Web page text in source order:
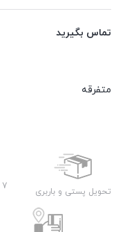
تماس بگیرید
متفرقه
تحویل پستی و باربری